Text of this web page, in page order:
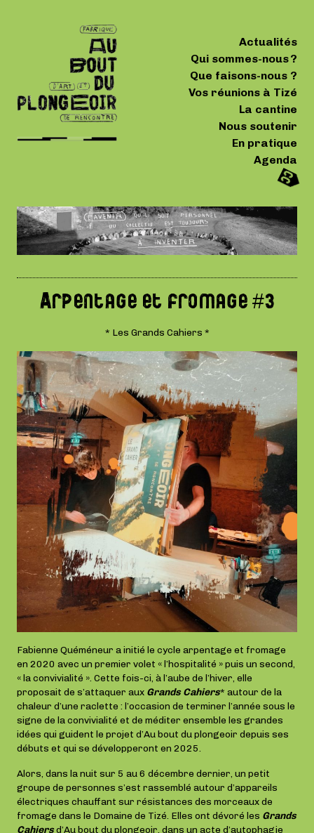
Actualités
Qui sommes-nous ?
Que faisons-nous ?
Vos réunions à Tizé
La cantine
Nous soutenir
En pratique
Agenda
Arpentage et fromage #3
* Les Grands Cahiers *
Fabienne Quéméneur a initié le cycle arpentage et fromage
en 2020 avec un premier volet « l’hospitalité » puis un second,
« la convivialité ». Cette fois-ci, à l’aube de l’hiver, elle
proposait de s’attaquer aux Grands Cahiers* autour de la
chaleur d’une raclette : l’occasion de terminer l’année sous le
signe de la convivialité et de méditer ensemble les grandes
idées qui guident le projet d’Au bout du plongeoir depuis ses
débuts et qui se développeront en 2025.
Alors, dans la nuit sur 5 au 6 décembre dernier, un petit
groupe de personnes s’est rassemblé autour d’appareils
électriques chauffant sur résistances des morceaux de
fromage dans le Domaine de Tizé. Elles ont dévoré les Grands
Cahiersd’Au bout du plongeoir, dans un acte d’autophagie